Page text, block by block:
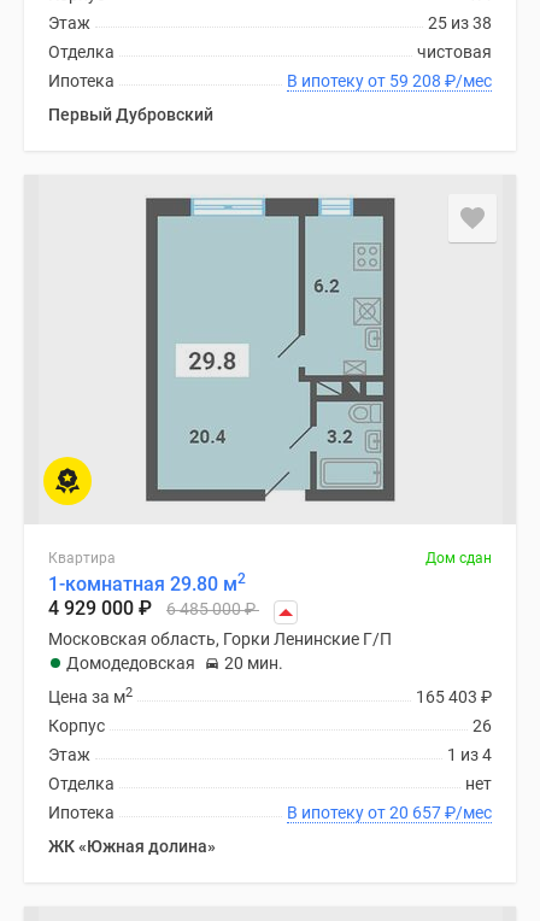
25 из 38
Этаж
чистовая
Отделка
В ипотеку от 59 208 ₽/мес
Ипотека
Первый Дубровский
Квартира Дом сдан
1-комнатная 29.80 м2
4 929 000 ₽ 6 485 000₽
Московская область, Горки Ленинские Г/П
Домодедовская
20 мин.
165 403 ₽
Цена за м2
26
Корпус
1 из 4
Этаж
нет
Отделка
В ипотеку от 20 657₽/мес
Ипотека
ЖК «Южная долина»